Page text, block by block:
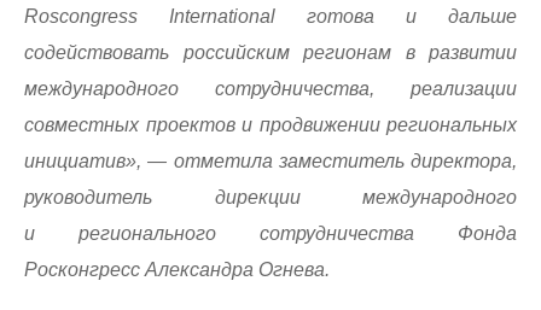
Roscongress International готова и дальше
содействовать российским регионам в развитии
международного сотрудничества, реализации
совместных проектов и продвижении региональных
инициатив», — отметила заместитель директора,
руководитель дирекции международного
и регионального сотрудничества Фонда
Росконгресс Александра Огнева.